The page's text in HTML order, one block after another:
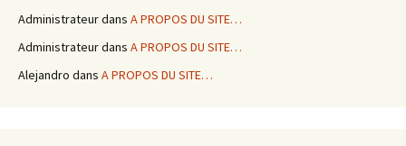
Administrateurdans A PROPOS DU SITE…
Administrateurdans A PROPOS DU SITE…
Alejandro dans A PROPOS DU SITE…